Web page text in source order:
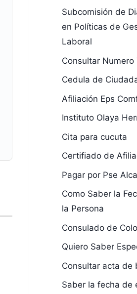
Subcomisión de
en Políticas de
Laboral
Consultar
Cedula de
Afiliación Eps
Instituto Olaya
Cita para cucuta
Certifiado de
Pagar por Pse
Como Saber la
la Persona
Consulado de
Quiero Saber
Consultar acta de
Saber la fecha de